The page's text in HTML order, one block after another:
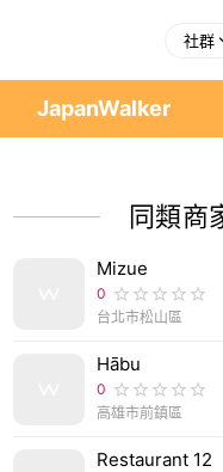
社群
JapanWalker
同類商
Mizue
0
台北市松山區
Hābu
0
高雄市前鎮區
Restaurant 12